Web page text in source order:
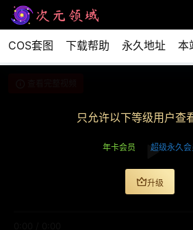
COS套图 下载帮助 永久地址 本
只允许以下等级用户查
年卡会员 超级永久会
升级